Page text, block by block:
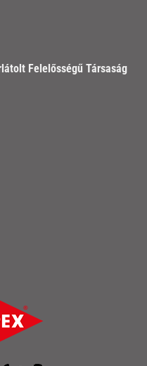
Felelősségű Társaság